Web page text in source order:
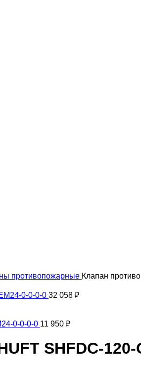
противопожарные Клапан
0-0-0-0 32 058 ₽
0-0-0-0 11 950 ₽
SHFDC-120-